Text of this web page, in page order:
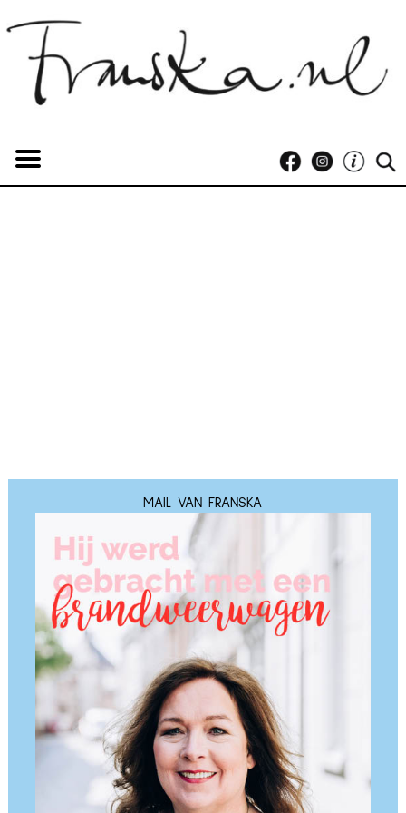
MAIL VAN FRANSKA